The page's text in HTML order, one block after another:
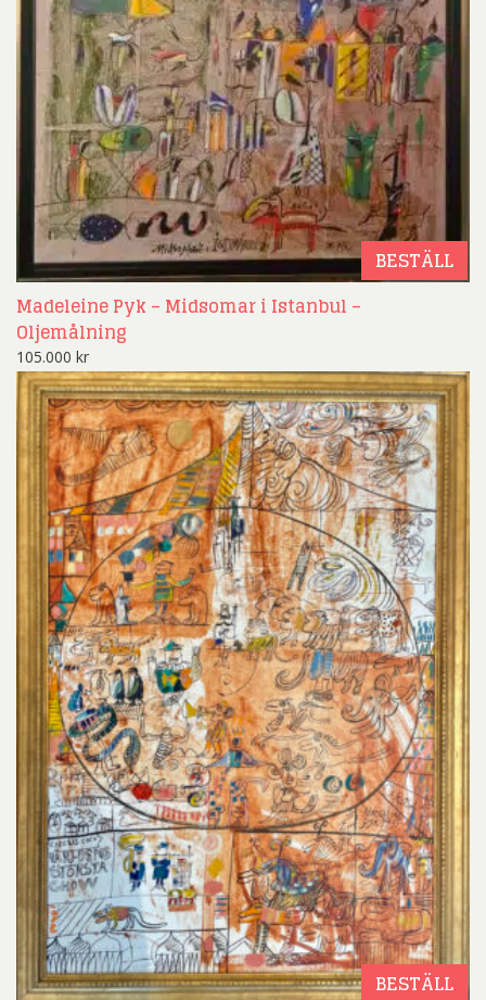
BESTÄLL
Madeleine Pyk – Midsomar i Istanbul –
Oljemålning
105.000 kr
BESTÄLL